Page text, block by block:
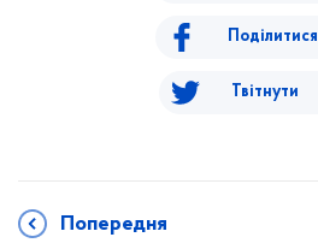
Поділитися
Твітнути
Попередня